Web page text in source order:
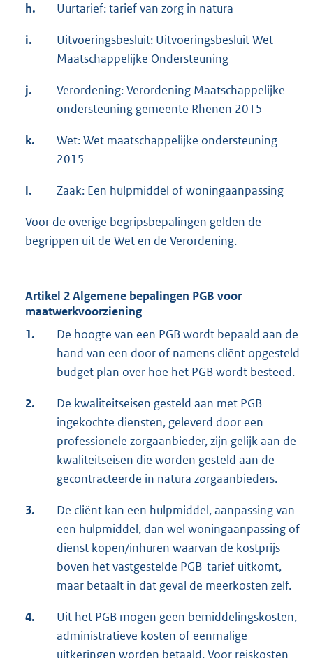
h. Uurtarief: tarief van zorg in natura
i.
Uitvoeringsbesluit: Uitvoeringsbesluit Wet
Maatschappelijke Ondersteuning
j.
Verordening: Verordening Maatschappelijke
ondersteuning gemeente Rhenen 2015
k.
Wet: Wet maatschappelijke ondersteuning
2015
l. Zaak: Een hulpmiddel of woningaanpassing
Voor de overige begripsbepalingen gelden de
begrippen uit de Wet en de Verordening.
Artikel 2 Algemene bepalingen PGB voor
maatwerkvoorziening
1.
De hoogte van een PGB wordt bepaald aan de
hand van een door of namens cliënt opgesteld
budget plan over hoe het PGB wordt besteed.
2.
De kwaliteitseisen gesteld aan met PGB
ingekochte diensten, geleverd door een
professionele zorgaanbieder, zijn gelijk aan de
kwaliteitseisen die worden gesteld aan de
gecontracteerde in natura zorgaanbieders.
3.
De cliënt kan een hulpmiddel, aanpassing van
een hulpmiddel, dan wel woningaanpassing of
dienst kopen/inhuren waarvan de kostprijs
boven het vastgestelde PGB-tarief uitkomt,
maar betaalt in dat geval de meerkosten zelf.
4.
Uit het PGB mogen geen bemiddelingskosten,
administratieve kosten of eenmalige
uitkeringen worden betaald. Voor reiskosten